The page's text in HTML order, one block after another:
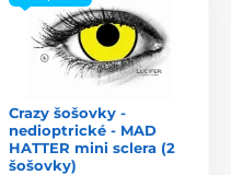
Crazy šošovky -
nedioptrické - MAD
HATTER mini sclera (2
šošovky)